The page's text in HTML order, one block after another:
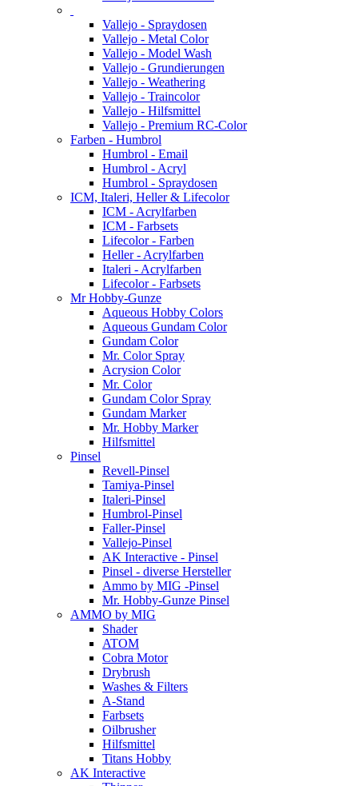
Vallejo - Spraydosen
Vallejo - Metal Color
Vallejo - Model Wash
Vallejo - Grundierungen
Vallejo - Weathering
Vallejo - Traincolor
Vallejo - Hilfsmittel
Vallejo - Premium RC-Color
Farben - Humbrol
Humbrol - Email
Humbrol - Acryl
Humbrol - Spraydosen
ICM, Italeri, Heller & Lifecolor
ICM - Acrylfarben
ICM - Farbsets
Lifecolor - Farben
Heller - Acrylfarben
Italeri - Acrylfarben
Lifecolor - Farbsets
Mr Hobby-Gunze
Aqueous Hobby Colors
Aqueous Gundam Color
Gundam Color
Mr. Color Spray
Acrysion Color
Mr. Color
Gundam Color Spray
Gundam Marker
Mr. Hobby Marker
Hilfsmittel
Pinsel
Revell-Pinsel
Tamiya-Pinsel
Italeri-Pinsel
Humbrol-Pinsel
Faller-Pinsel
Vallejo-Pinsel
AK Interactive - Pinsel
Pinsel - diverse Hersteller
Ammo by MIG -Pinsel
Mr. Hobby-Gunze Pinsel
AMMO by MIG
Shader
ATOM
Cobra Motor
Drybrush
Washes & Filters
A-Stand
Farbsets
Oilbrusher
Hilfsmittel
Titans Hobby
AK Interactive